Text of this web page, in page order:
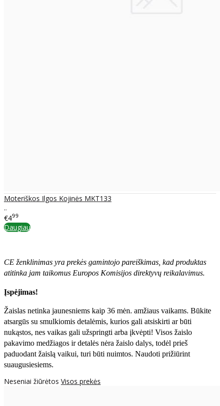
Moteriškos Ilgos Kojinės MKT133
..
€499
Daugiau
CE ženklinimas yra prekės gamintojo pareiškimas, kad produktas
atitinka jam taikomus Europos Komisijos direktyvų reikalavimus.
Įspėjimas!
Žaislas netinka jaunesniems kaip 36 mėn. amžiaus vaikams. Būkite
atsargūs su smulkiomis detalėmis, kurios gali atsiskirti ar būti
nukąstos, nes vaikas gali užspringti arba įkvėpti! Visos žaislо
pakavimo medžiagos ir detalės nėra žaislo dalys, todėl prieš
paduodant žaislą vaikui, turi būti nuimtos. Naudoti prižiūrint
suaugusiesiems.
Neseniai žiūrėtos Visos prekės